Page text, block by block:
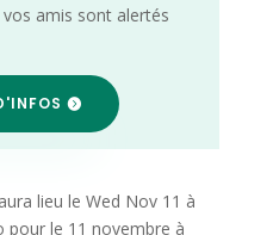
vos amis sont alertés
lieu le Wed Nov 11 à
pour le 11 novembre à